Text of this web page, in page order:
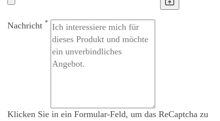
Nachricht *
Klicken Sie in ein Formular-Feld, um das ReCaptcha zu